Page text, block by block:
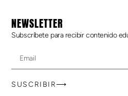
NEWSLETTER
Subscríbete para recibir contenido
SUSCRIBIR⟶